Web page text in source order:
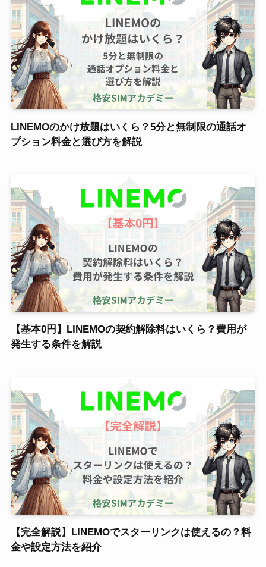
LINEMOのかけ放題はいくら？5分と無制限の通話オ
プション料金と選び方を解説
【基本0円】LINEMOの契約解除料はいくら？費用が
発生する条件を解説
【完全解説】LINEMOでスターリンクは使えるの？料
金や設定方法を紹介